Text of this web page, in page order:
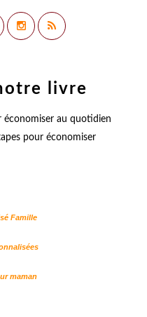
livre
pour économiser
Famille
maman